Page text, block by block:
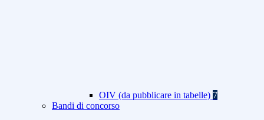
OIV (da pubblicare in tabelle) 7
Bandi di concorso